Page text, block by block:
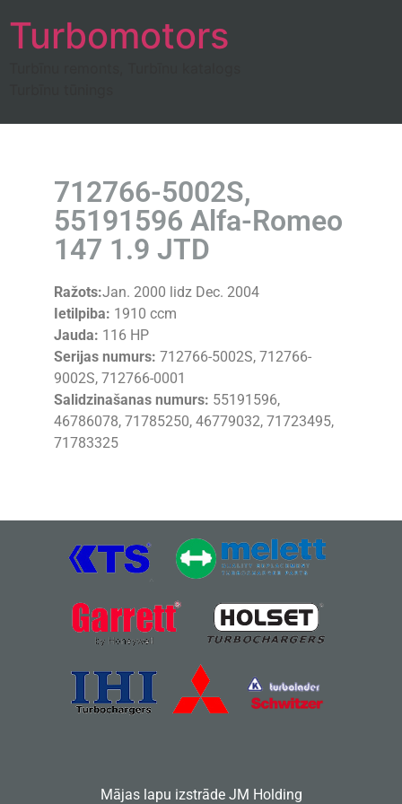
Turbomotors
712766-5002S,
55191596 Alfa-Romeo
147 1.9 JTD
Ražots:Jan. 2000 lidz Dec. 2004
Ietilpiba: 1910 ccm
Jauda: 116 HP
Serijas numurs: 712766-5002S, 712766-
9002S, 712766-0001
Salidzinašanas numurs: 55191596,
46786078, 71785250, 46779032, 71723495,
71783325
Mājas lapu izstrādeJM Holding